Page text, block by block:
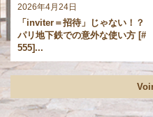
2026年4月24日
「inviter＝招待」じゃない！？
パリ地下鉄での意外な使い方 [#
555]...